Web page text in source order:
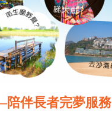
伴長者完夢服務